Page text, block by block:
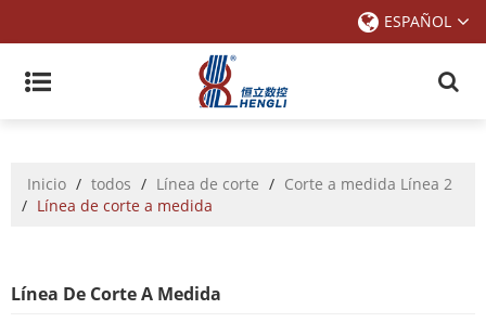
ESPAÑOL
Inicio / todos / Línea de corte / Corte a medida Línea 2
/ Línea de corte a medida
Línea De Corte A Medida